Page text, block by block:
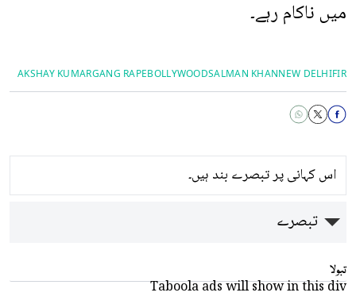
میں ناکام رہے۔
FIR
NEW DELHI
SALMAN KHAN
BOLLYWOOD
GANG RAPE
AKSHAY KUMAR
اس کہانی پر تبصرے بند ہیں۔
تبصرے
تبولا
Taboola ads will show in this div